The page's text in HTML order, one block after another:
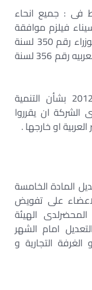
فى : جميع انحاء
فيلزم موافقة
الهيئة مسبقا مع مراعاة ما بقرار رئيس الوزراء رقم 350 لسنة
2007 و مراعاة قرار رئيس جمهورية مصر العربيه رقم 356 لسنة
و مع مراعاة القانون رقم 14 لسنة 2012 بشأن التنمية
الشركة ان يقرروا
او خارجها .
المادة الخامسة
على تفويض
الهيئة
امام الشهر
التجارية و